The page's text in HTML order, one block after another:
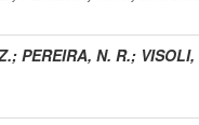
; PEREIRA, N. R.;